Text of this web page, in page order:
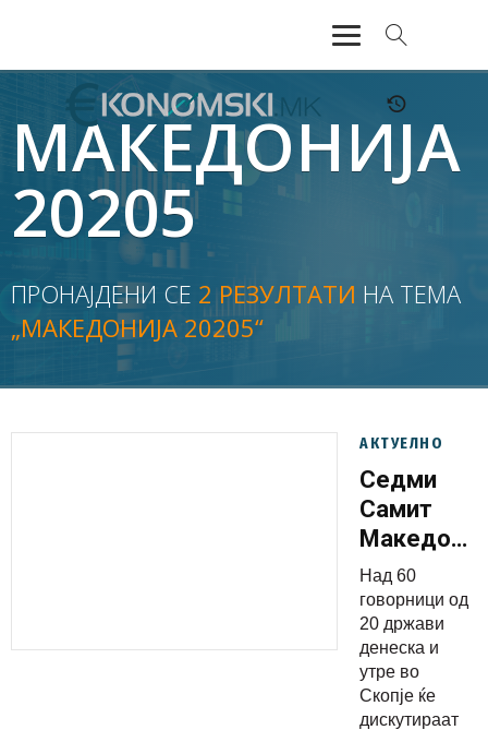
АКТУЕЛНО
ЕКОНОМИЈА
ФИНАНСИИ
БАНКАРСТВО
ЖИВОТ
МОЗАИК
МАКЕДОНИЈА
20205
ПРОНАЈДЕНИ СЕ 2 РЕЗУЛТАТИ НА ТЕМА
„МАКЕДОНИЈА 20205“
АКТУЕЛНО
Седми
Самит
2025,
дебати за
бизнис,
лидерство
и
иновации
Над 60
говорници од
20 држави
денеска и
утре во
Скопје ќе
дискутираат